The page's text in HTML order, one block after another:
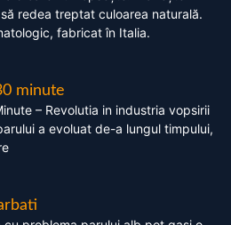
redea treptat culoarea naturală.
fabricat în Italia.
minute
– Revolutia in industria vopsirii
a evoluat de-a lungul timpului,